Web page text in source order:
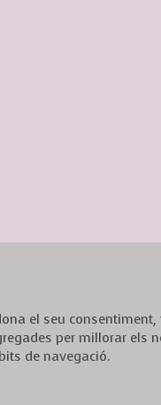
el seu
per millorar els
de navegació.